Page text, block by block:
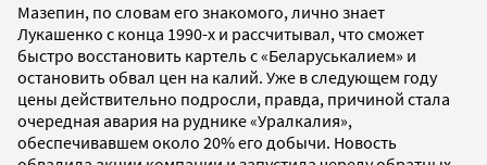
Мазепин, по словам его знакомого, лично знает
Лукашенко с конца 1990-х и рассчитывал, что сможет
быстро восстановить картель с «Беларуськалием» и
остановить обвал цен на калий. Уже в следующем году
цены действительно подросли, правда, причиной стала
очередная авария на руднике «Уралкалия»,
обеспечивавшем около 20% его добычи. Новость